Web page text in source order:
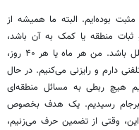
بوده‌ایم. البته ما همیشه از
منطقه یا کمک به آن باشد،
حمایت می‌کنیم به ویژه اگر از سوی سازمان ملل باشد. من هر ماه یا هر ۴۰ روز،
دارم و رایزنی می‌کنیم. در حال
هیچ ربطی به مسائل منطقه‌ای
کردیم و به برجام رسیدیم. یک هدف بخصوص
وقتی از تضمین حرف می‌زنیم،